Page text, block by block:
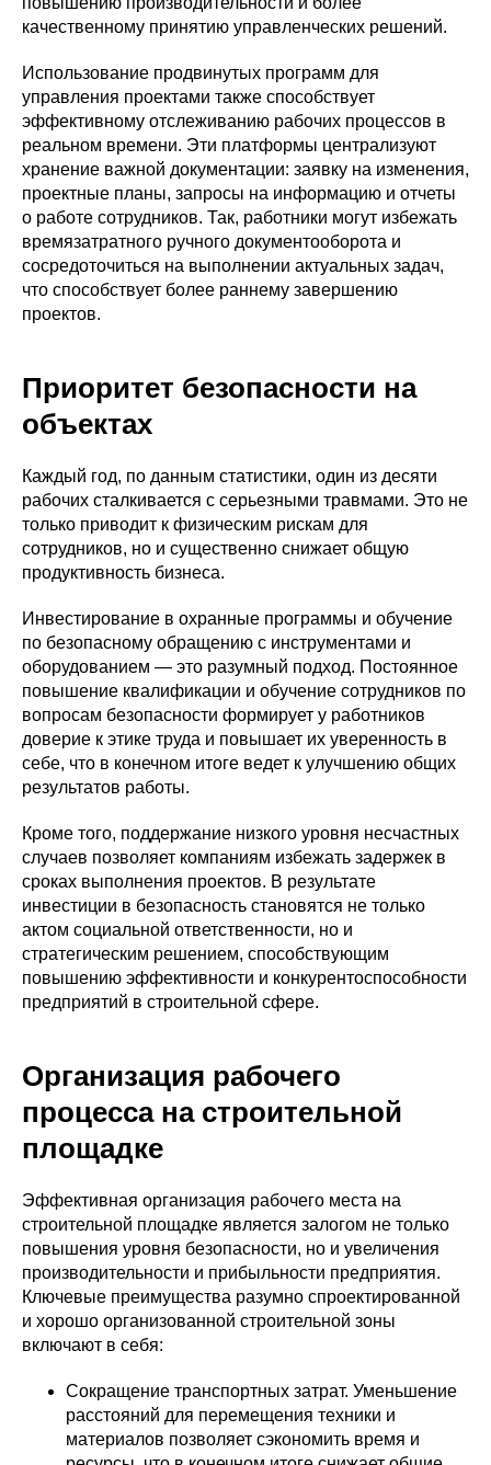
качественному принятию управленческих решений.
Использование продвинутых программ для
управления проектами также способствует
эффективному отслеживанию рабочих процессов в
реальном времени. Эти платформы централизуют
хранение важной документации: заявку на изменения,
проектные планы, запросы на информацию и отчеты
о работе сотрудников. Так, работники могут избежать
времязатратного ручного документооборота и
сосредоточиться на выполнении актуальных задач,
что способствует более раннему завершению
проектов.
Приоритет безопасности на
объектах
Каждый год, по данным статистики, один из десяти
рабочих сталкивается с серьезными травмами. Это не
только приводит к физическим рискам для
сотрудников, но и существенно снижает общую
продуктивность бизнеса.
Инвестирование в охранные программы и обучение
по безопасному обращению с инструментами и
оборудованием — это разумный подход. Постоянное
повышение квалификации и обучение сотрудников по
вопросам безопасности формирует у работников
доверие к этике труда и повышает их уверенность в
себе, что в конечном итоге ведет к улучшению общих
результатов работы.
Кроме того, поддержание низкого уровня несчастных
случаев позволяет компаниям избежать задержек в
сроках выполнения проектов. В результате
инвестиции в безопасность становятся не только
актом социальной ответственности, но и
стратегическим решением, способствующим
повышению эффективности и конкурентоспособности
предприятий в строительной сфере.
Организация рабочего
процесса на строительной
площадке
Эффективная организация рабочего места на
строительной площадке является залогом не только
повышения уровня безопасности, но и увеличения
производительности и прибыльности предприятия.
Ключевые преимущества разумно спроектированной
и хорошо организованной строительной зоны
включают в себя:
Сокращение транспортных затрат. Уменьшение
расстояний для перемещения техники и
материалов позволяет сэкономить время и